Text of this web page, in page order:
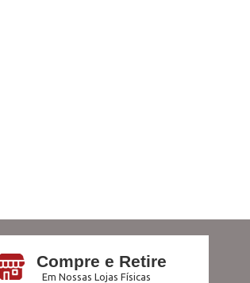
Compre e Retire
Em Nossas Lojas Físicas